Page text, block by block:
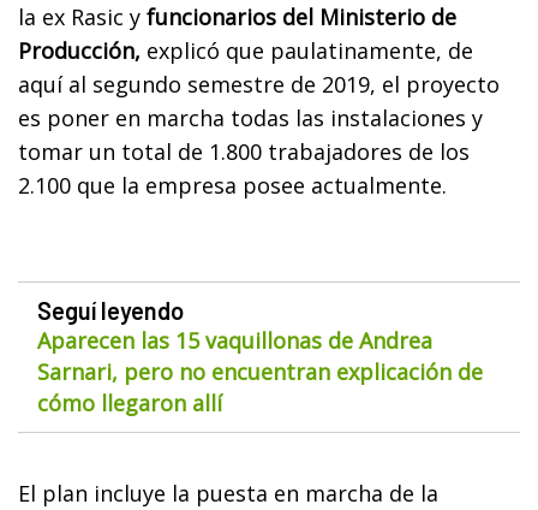
la ex Rasic y funcionarios del Ministerio de
Producción, explicó que paulatinamente, de
aquí al segundo semestre de 2019, el proyecto
es poner en marcha todas las instalaciones y
tomar un total de 1.800 trabajadores de los
2.100 que la empresa posee actualmente.
Seguí leyendo
Aparecen las 15 vaquillonas de Andrea
Sarnari, pero no encuentran explicación de
cómo llegaron allí
El plan incluye la puesta en marcha de la